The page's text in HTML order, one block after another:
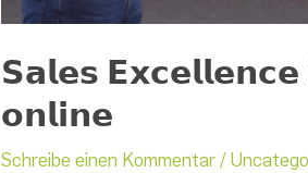
𝗦𝗮𝗹𝗲𝘀
𝗼𝗻𝗹𝗶𝗻𝗲
Schreibe einen Kommentar /